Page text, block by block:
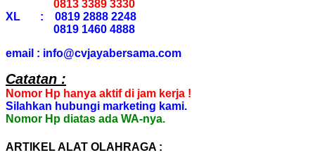
0813 3389 3330
XL : 0819 2888 2248
0819 1460 4888
email : info@cvjayabersama.com
Catatan :
Nomor Hp hanya aktif di jam kerja !
Silahkan hubungi marketing kami.
Nomor Hp diatas ada WA-nya.
ARTIKEL ALAT OLAHRAGA :